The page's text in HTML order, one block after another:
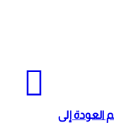
العودة إلى